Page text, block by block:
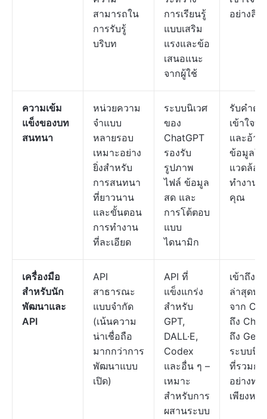
สามารถใน
การรับรู้
บริบท
การเรียนรู้
แบบเสริม
แรงและข้อ
เสนอแนะ
จากผู้ใช้
อย่างลึก
ความเข้ม
แข็งของบท
สนทนา
หน่วยความ
จำแบบ
หลายรอบ
เหมาะอย่าง
ยิ่งสำหรับ
การสนทนา
ที่ยาวนาน
และขั้นตอน
การทำงาน
ที่ละเอียด
ระบบนิเวศ
ของ
ChatGPT
รองรับ
รูปภาพ
ไฟล์ ข้อมูล
สด และ
การโต้ตอบ
แบบ
ไดนามิก
รับคำต
เข้าใจบ
และอ้าง
ข้อมูลใ
แวดล้อม
ทำงานข
คุณ
เครื่องมือ
สำหรับนัก
พัฒนาและ
API
API
สาธารณะ
แบบจำกัด
(เน้นความ
น่าเชื่อถือ
มากกว่าการ
พัฒนาแบบ
เปิด)
API ที่
แข็งแกร่ง
สำหรับ
GPT,
DALL·E,
Codex
และอื่น ๆ –
เหมาะ
สำหรับการ
ผสานระบบ
เข้าถึง
ล่าสุดทั้
จาก
ถึง
ถึง
ระบบนิเ
ที่รวมกัน
อย่างทร
เพียงหนึ่